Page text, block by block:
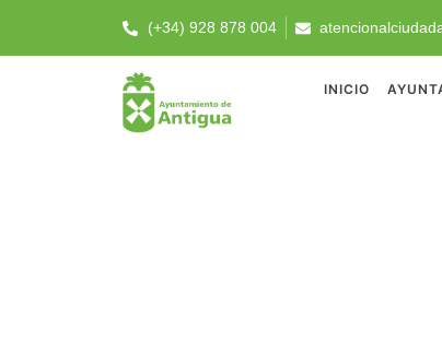
(+34) 928 878 004
INICIO